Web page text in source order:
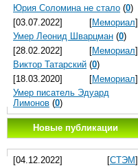
Юрия Соломина не стало (0)
[03.07.2022]
[Мемориал]
Умер Леонид Шварцман (0)
[28.02.2022]
[Мемориал]
Виктор Татарский (0)
[18.03.2020]
[Мемориал]
Умер писатель Эдуард
Лимонов (0)
Новые публикации
[04.12.2022] [СТЭМ]